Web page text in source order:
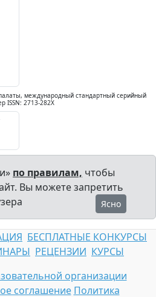
международный стандартный серийный
ISSN: 2713-282X
по правилам, чтобы
Вы можете запретить
Ясно
БЕСПЛАТНЫЕ КОНКУРСЫ
РЕЦЕНЗИИ КУРСЫ
организации
соглашение Политика